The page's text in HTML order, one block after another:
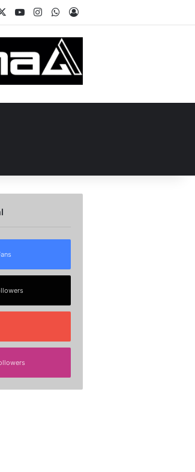
You TubeInstagramWhatsApp
Accedi